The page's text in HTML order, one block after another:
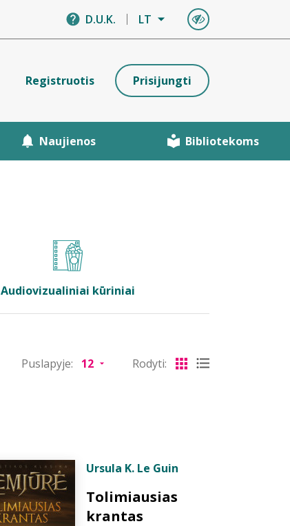
D.U.K. LT
Registruotis Prisijungti
Naujienos Bibliotekoms
Audiovizualiniai kūriniai
Puslapyje: Rodyti:
Ursula K. Le Guin
Tolimiausias
krantas